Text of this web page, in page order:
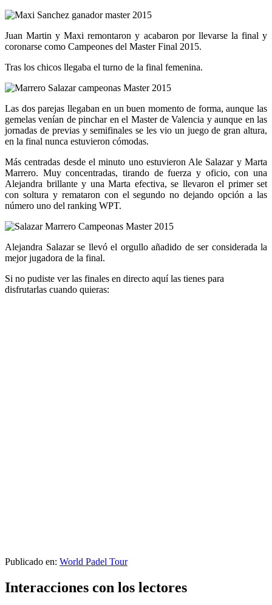
Juan Martin y Maxi remontaron y acabaron por llevarse la final y
coronarse como Campeones del Master Final 2015.
Tras los chicos llegaba el turno de la final femenina.
Las dos parejas llegaban en un buen momento de forma, aunque las
gemelas venían de pinchar en el Master de Valencia y aunque en las
jornadas de previas y semifinales se les vio un juego de gran altura,
en la final nunca estuvieron cómodas.
Más centradas desde el minuto uno estuvieron Ale Salazar y Marta
Marrero. Muy concentradas, tirando de fuerza y oficio, con una
Alejandra brillante y una Marta efectiva, se llevaron el primer set
con soltura y remataron con el segundo no dejando opción a las
número uno del ranking WPT.
Alejandra Salazar se llevó el orgullo añadido de ser considerada la
mejor jugadora de la final.
Si no pudiste ver las finales en directo aquí las tienes para
disfrutarlas cuando quieras:
Publicado en: World Padel Tour
Interacciones con los lectores